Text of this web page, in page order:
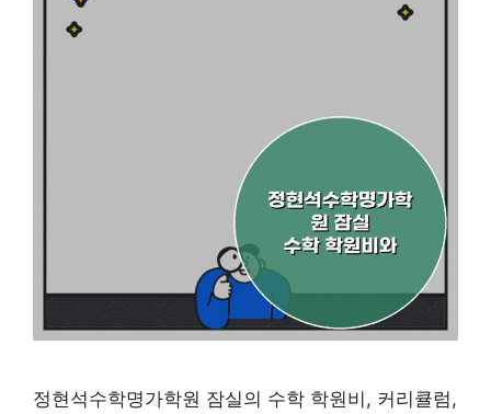
정현석수학명가학원 잠실의 수학 학원비, 커리큘럼,